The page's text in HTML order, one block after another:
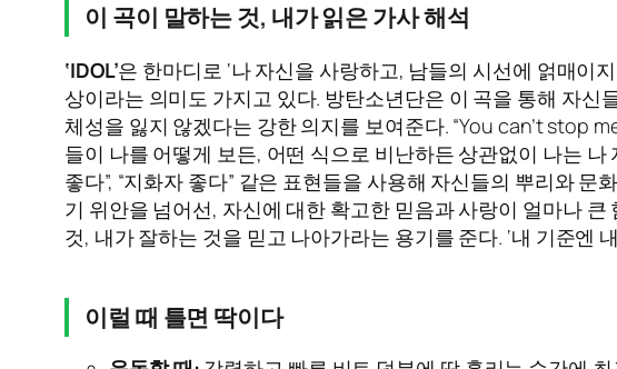
이 곡이 말하는 것, 내가 읽은 가사 해석
‘IDOL’은 한마디로 ‘나 자신을 사랑하고, 남들의 시선에 얽매이
상이라는 의미도 가지고 있다. 방탄소년단은 이 곡을 통해 자신
체성을 잃지 않겠다는 강한 의지를 보여준다. “You can’t stop
들이 나를 어떻게 보든, 어떤 식으로 비난하든 상관없이 나는
좋다”, “지화자 좋다” 같은 표현들을 사용해 자신들의 뿌리와
기 위안을 넘어선, 자신에 대한 확고한 믿음과 사랑이 얼마나
것, 내가 잘하는 것을 믿고 나아가라는 용기를 준다. ‘내 기준엔
이럴 때 틀면 딱이다